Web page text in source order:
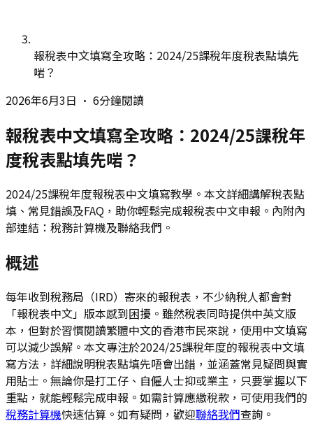
報稅表中文填寫全攻略：2024/25課稅年度稅表點填先
啱？
2026年6月3日 • 6分鐘閱讀
報稅表中文填寫全攻略：2024/25課稅年
度稅表點填先啱？
2024/25課稅年度報稅表中文填寫教學。本文詳細講解稅表點
填、常見錯誤及FAQ，助你輕鬆完成報稅表中文申報。內附內
部連結：稅務計算機及聯絡我們。
概述
每年收到稅務局（IRD）寄來的報稅表，不少納稅人都會對
「報稅表中文」版本感到困擾。雖然稅表同時提供中英文版
本，但對於習慣閱讀繁體中文的香港市民來說，使用中文填寫
可以減少誤解。本文專注於2024/25課稅年度的報稅表中文填
寫方法，詳細說明稅表點填先唔會出錯，並涵蓋常見疑問與實
用貼士。無論你是打工仔、自僱人士抑或業主，只要掌握以下
重點，就能輕鬆完成申報。如需計算應繳稅款，可使用我們的
稅務計算機快速估算。如有疑問，歡迎聯絡我們查詢。